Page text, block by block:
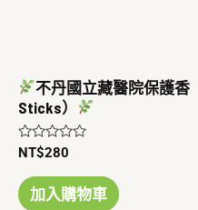
不丹國立藏醫院保護香
Sticks）
評
滿
分
NT$280
加入購物車